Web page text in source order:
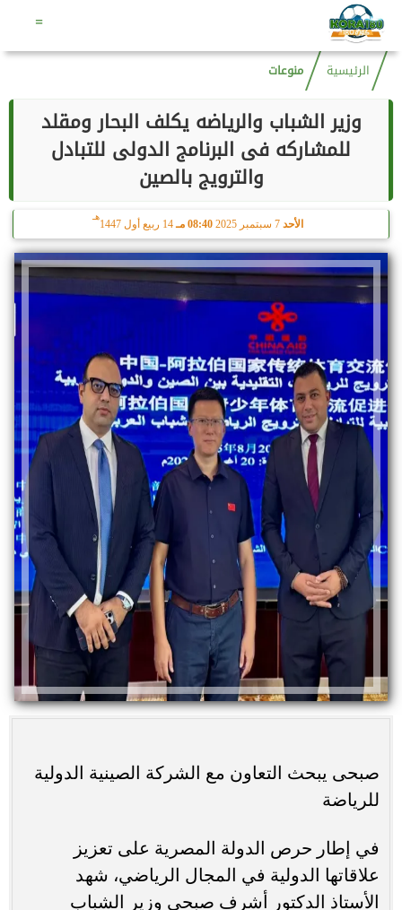
=
الرئيسية منوعات
وزير الشباب والرياضه يكلف البحار ومقلد
للمشاركه فى البرنامج الدولى للتبادل
والترويج بالصين
الأحد 7 سبتمبر 2025 08:40 مـ 14 ربيع أول 1447
هـ
صبحى يبحث التعاون مع الشركة الصينية الدولية
للرياضة
في إطار حرص الدولة المصرية على تعزيز
علاقاتها الدولية في المجال الرياضي، شهد
الأستاذ الدكتور أشرف صبحي وزير الشباب